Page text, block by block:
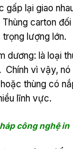
gấp lại giao
carton
lượng lớn.
dương: là loại
Chính vì vậy,
thùng có
lĩnh vực.
công nghệ in